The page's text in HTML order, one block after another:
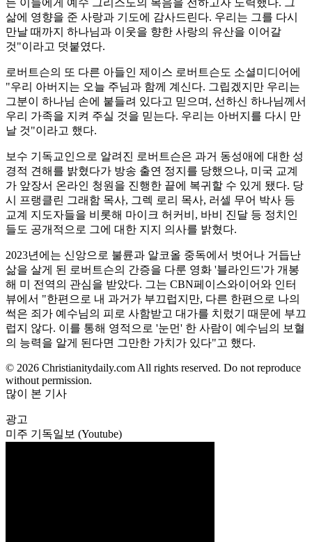
삶에 영향을 준 사랑과 기도에 감사드린다. 우리는 그를 다시
만날 때까지 하나님과 이웃을 향한 사랑의 유산을 이어갈
것"이라고 덧붙였다.
로버트슨의 또 다른 아들인 제이스 로버트슨도 소셜미디어에
"우리 아버지는 오늘 주님과 함께 계신다. 그립겠지만 우리는
그분이 하나님 손에 붙들려 있다고 믿으며, 선하신 하나님께서
우리 가족을 지켜 주실 것을 믿는다. 우리는 아버지를 다시 만
날 것"이라고 했다.
보수 기독교인으로 알려진 로버트슨은 과거 동성애에 대한 성
경적 견해를 밝혔다가 방송 출연 정지를 당했으나, 미국 교계
가 앞장서 온라인 청원을 진행한 끝에 복귀할 수 있게 됐다. 당
시 프랭클린 그래함 목사, 그렉 로리 목사, 러셀 무어 박사 등
교계 지도자들을 비롯해 마이크 허커비, 바비 진달 등 정치인
들도 공개적으로 그에 대한 지지 의사를 밝혔다.
2023년에는 신앙으로 불륜과 알코올 중독에서 벗어나 거듭난
삶을 살게 된 로버트슨의 간증을 다룬 영화 '블라인드'가 개봉
해 미 전역의 관심을 받았다. 그는 CBN페이스와이어와 인터
뷰에서 "한편으로 내 과거가 부끄럽지만, 다른 한편으로 나의
썩은 죄가 예수님의 피로 사함받고 대가를 치렀기 때문에 부끄
럽지 않다. 이를 통해 영적으로 '눈먼' 한 사람이 예수님의 보혈
의 능력을 알게 된다면 그만한 가치가 있다"고 했다.
© 2026 Christianitydaily.com All rights reserved. Do not reproduce
without permission.
많이 본 기사
광고
미주 기독일보 (Youtube)